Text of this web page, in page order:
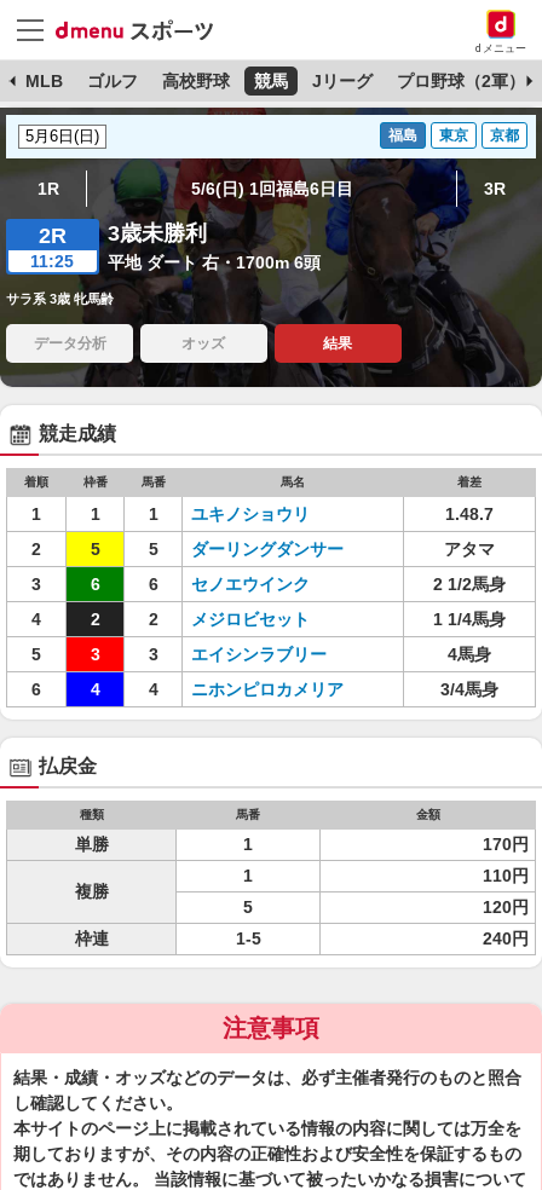
dメニュー
MLB ゴルフ 高校野球 競馬 Jリーグ プロ野球（2軍）
福島 東京 京都
1R 5/6(日) 1回福島6日目 3R
2R
11:25
3歳未勝利
平地 ダート 右・1700m 6頭
サラ系 3歳 牝馬齢
データ分析 オッズ 結果
競走成績
着順 枠番 馬番 馬名 着差
1 1 1 ユキノショウリ
1.48.7
2
5 5 ダーリングダンサー
アタマ
3
6 6 セノエウインク
2 1/2馬身
4
2 2 メジロビセット
1 1/4馬身
5
3 3 エイシンラブリー
4馬身
6
4 4 ニホンピロカメリア 3/4馬身
払戻金
種類 馬番 金額
単勝 1 170円
複勝
1
110円
5
120円
枠連
1-5 240円
注意事項
結果・成績・オッズなどのデータは、必ず主催者発行のものと照合
し確認してください。
本サイトのページ上に掲載されている情報の内容に関しては万全を
期しておりますが、その内容の正確性および安全性を保証するもの
ではありません。 当該情報に基づいて被ったいかなる損害について